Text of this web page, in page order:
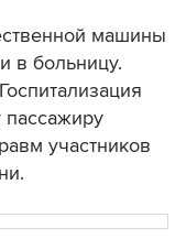
машины
в больницу.
пассажиру
участников